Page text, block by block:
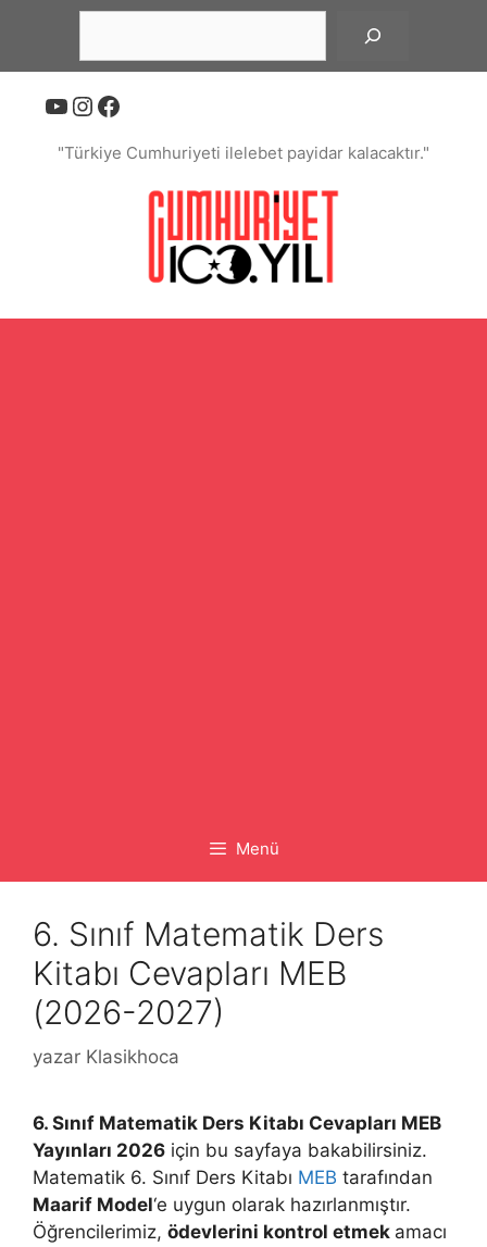
YouTube
Instagram
Facebook
"Türkiye Cumhuriyeti ilelebet payidar kalacaktır."
Menü
6. Sınıf Matematik Ders
Kitabı Cevapları MEB
(2026-2027)
yazar Klasikhoca
6. Sınıf Matematik Ders Kitabı Cevapları MEB
Yayınları 2026 için bu sayfaya bakabilirsiniz.
Matematik 6. Sınıf Ders Kitabı MEB tarafından
Maarif Model‘e uygun olarak hazırlanmıştır.
Öğrencilerimiz, ödevlerini kontrol etmek amacı